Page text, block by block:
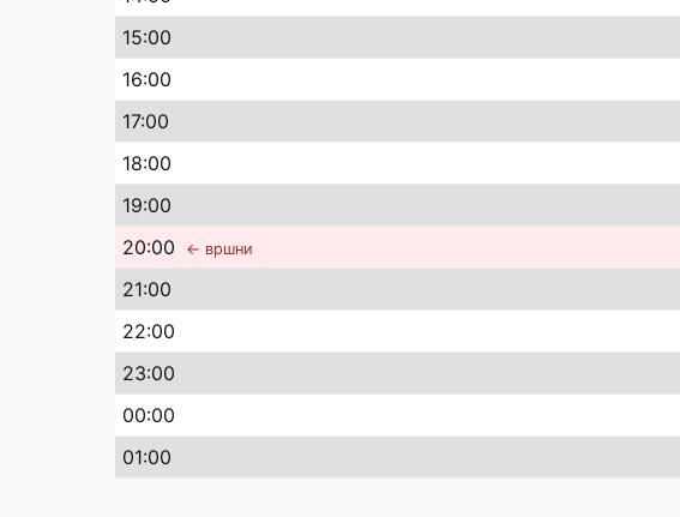
15:00
16:00
17:00
18:00
19:00
20:00 ← вршни
21:00
22:00
23:00
00:00
01:00